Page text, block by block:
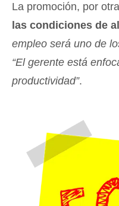
La promoción, por
las condiciones de
empleo será uno de
“El gerente está
productividad”.